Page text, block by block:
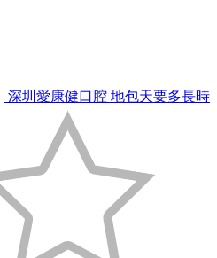
深圳愛康健口腔 地包天要多長時